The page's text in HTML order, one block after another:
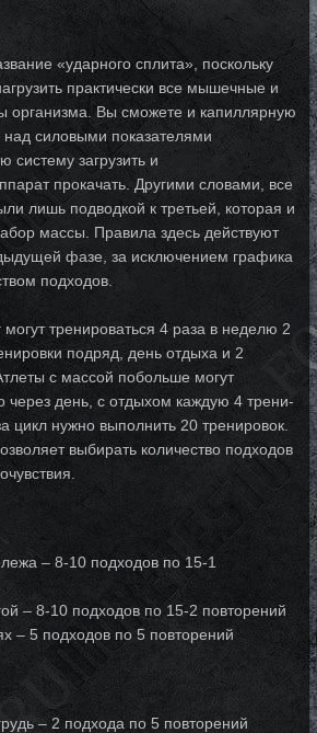
«ударного сплита», поскольку
практически все мышечные и
организма. Вы сможете и ка­пил­ляр­ную
над силовыми показателями
сис­те­му заг­ру­зить и
прокачать. Другими словами, все
лишь подводкой к третьей, которая и
мас­сы. Пра­ви­ла здесь действуют
фазе, за исключением гра­фи­ка
подходов.
тренироваться 4 ра­за в не­­де­­лю 2
под­ряд, день отдыха и 2
с мас­сой по­боль­ше могут
через день, с отдыхом каж­дую 4 тре­­ни­­
цикл нужно выполнить 20 тренировок.
выбирать количество подходов
– 8-10 подходов по 15-1
– 8-10 подходов по 15-2 повторений
– 5 подходов по 5 повторений
– 2 подхода по 5 повторений